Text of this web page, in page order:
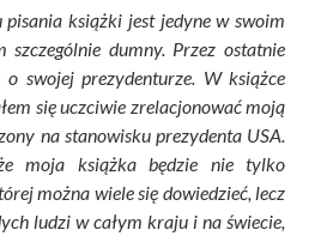
pisania książki jest jedyne w swoim
dumny. Przez ostatnie
swojej prezydenturze. W książce
się uczciwie zrelacjonować moją
na stanowisku prezydenta USA.
moja książka będzie nie tylko
można wiele się dowiedzieć, lecz
ludzi w całym kraju i na świecie,